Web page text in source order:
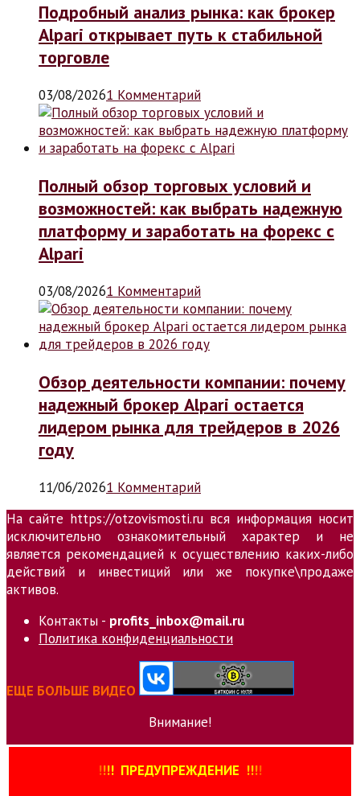
Подробный анализ рынка: как брокер
Alpari открывает путь к стабильной
торговле
03/08/20261 Комментарий
Полный обзор торговых условий и
возможностей: как выбрать надежную
платформу и заработать на форекс с
Alpari
03/08/20261 Комментарий
Обзор деятельности компании: почему
надежный брокер Alpari остается
лидером рынка для трейдеров в 2026
году
11/06/20261 Комментарий
На сайте https://otzovismosti.ru вся информация носит
исключительно ознакомительный характер и не
является рекомендацией к осуществлению каких-либо
действий и инвестиций или же покупке\продаже
активов.
Контакты - profits_inbox@mail.ru
Политика конфиденциальности
ЕЩЕ БОЛЬШЕ ВИДЕО
Внимание!
!!!! ПРЕДУПРЕЖДЕНИЕ !!!!